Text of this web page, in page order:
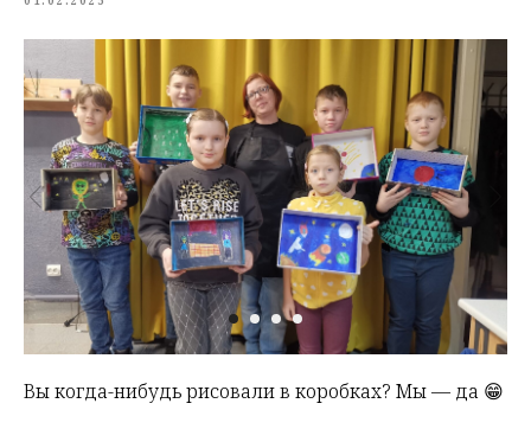
Вы когда-нибудь рисовали в коробках? Мы — да 😁